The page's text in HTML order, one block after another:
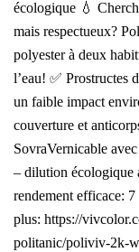
écologique 💧
mais respectueux?
polyester à deux
l’eau! ✅ Prostructes
un faible impact
couverture et
SovraVernicable
– dilution écologique
rendement efficace:
plus: https://
politanic/poliviv-2k-